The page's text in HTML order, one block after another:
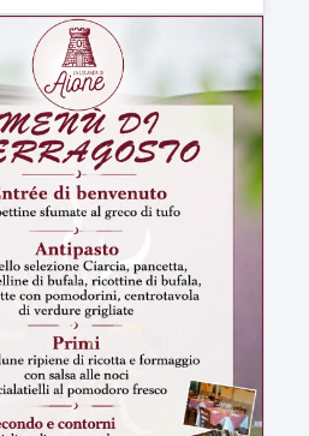
LabNews (replica)